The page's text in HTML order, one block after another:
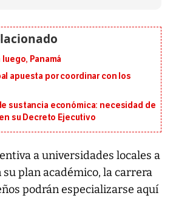
Panamá
apuesta por coordinar con los
sustancia económica: necesidad de
su Decreto Ejecutivo
a universidades locales a
plan académico, la carrera
podrán especializarse aquí